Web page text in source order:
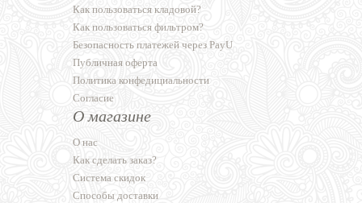
Как пользоваться кладовой?
Как пользоваться фильтром?
Безопасность платежей через PayU
Публичная оферта
Политика конфедициальности
Согласие
О магазине
О нас
Как сделать заказ?
Система скидок
Способы доставки